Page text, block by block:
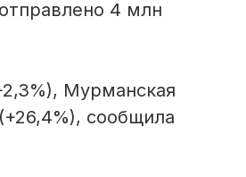
4 млн
Мурманская
сообщила